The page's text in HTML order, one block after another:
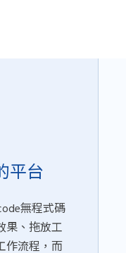
平台
無程式碼
果、拖放工
作流程，而